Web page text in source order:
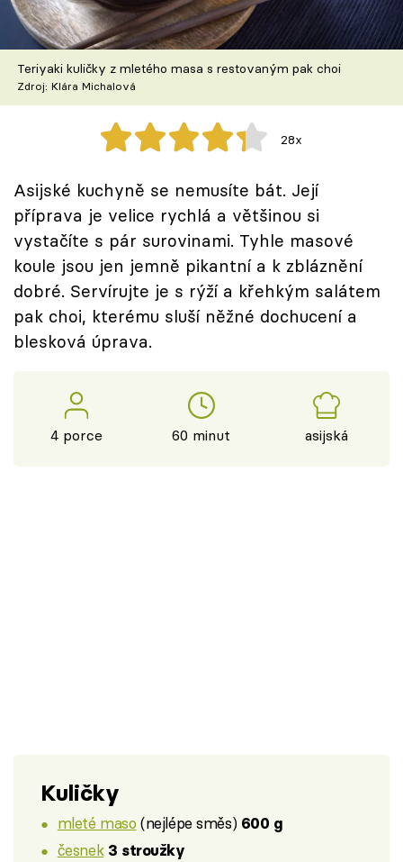
Škola vaření
Recepty z TV
Speciál: Cuketa
Těhotnej kuchař
Sledujte prima+
Přihlášení
Sledujte nás
Teriyaki kuličky z mletého masa s restovaným pak choi
Zdroj: Klára Michalová
28x
Asijské kuchyně se nemusíte bát. Její
příprava je velice rychlá a většinou si
vystačíte s pár surovinami. Tyhle masové
koule jsou jen jemně pikantní a k zbláznění
dobré. Servírujte je s rýží a křehkým salátem
pak choi, kterému sluší něžné dochucení a
blesková úprava.
4 porce 60 minut asijská
Kuličky
mleté maso (nejlépe směs) 600 g
česnek 3 stroužky